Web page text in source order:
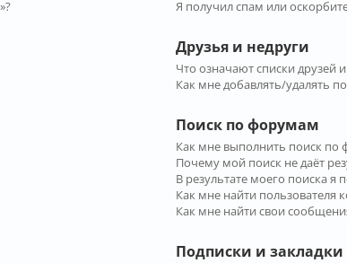
Я получил спам или
Друзья и недруги
Что означают списки друзей
Как мне добавлять/удалять
Поиск по форумам
Как мне выполнить поиск
Почему мой поиск не даёт
В результате моего поиска я
Как мне найти пользователя
Как мне найти свои
Подписки и закладки